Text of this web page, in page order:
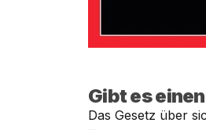
Gibt es
Das Gesetz über